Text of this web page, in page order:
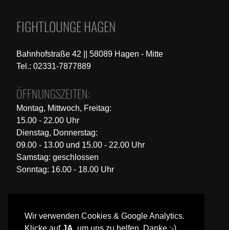
Wir verwenden Cookies & Google Analytics.
FIGHTLOUNGE HAGEN
Bahnhofstraße 42 || 58089 Hagen - Mitte
Tel.: 02331-7877889
ÖFFNUNGSZEITEN:
Montag, Mittwoch, Freitag:
15.00 - 22.00 Uhr
Dienstag, Donnerstag:
09.00 - 13.00 und 15.00 - 22.00 Uhr
Samstag: geschlossen
Sonntag: 16.00 - 18.00 Uhr